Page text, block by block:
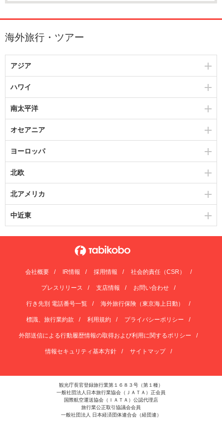
海外旅行・ツアー
アジア
ハワイ
南太平洋
オセアニア
ヨーロッパ
北欧
北アメリカ
中近東
会社概要 IR情報 採用情報 社会的責任（CSR）
プレスリリース 支店情報 お問い合わせ
行き先別 電話番号一覧 海外旅行保険（東京海上日動）
標識、旅行業約款 利用規約 プライバシーポリシー
外部送信による行動履歴情報の取得および利用に関するポリシー
情報セキュリティ基本方針 サイトマップ
観光庁長官登録旅行業第１６８３号（第１種）
一般社団法人日本旅行業協会（ＪＡＴＡ）正会員
国際航空運送協会（ＩＡＴＡ）公認代理店
旅行業公正取引協議会会員
一般社団法人 日本経済団体連合会（経団連）